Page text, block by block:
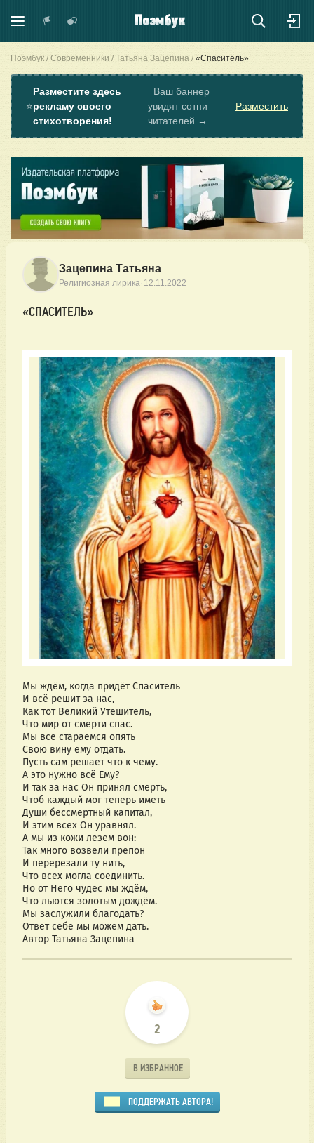
Поэмбук Современники Татьяна Зацепина «Спаситель»
⭐
Разместите здесь
рекламу своего
стихотворения!
Ваш баннер
увидят сотни
читателей →
Разместить
Зацепина Татьяна
Религиозная лирика· 12.11.2022
«СПАСИТЕЛЬ»
Мы ждём, когда придёт Спаситель
И всё решит за нас,
Как тот Великий Утешитель,
Что мир от смерти спас.
Мы все стараемся опять
Свою вину ему отдать.
Пусть сам решает что к чему.
А это нужно всё Ему?
И так за нас Он принял смерть,
Чтоб каждый мог теперь иметь
Души бессмертный капитал,
И этим всех Он уравнял.
А мы из кожи лезем вон:
Так много возвели препон
И перерезали ту нить,
Что всех могла соединить.
Но от Него чудес мы ждём,
Что льются золотым дождём.
Мы заслужили благодать?
Ответ себе мы можем дать.
Автор Татьяна Зацепина
2
В ИЗБРАННОЕ
ПОДДЕРЖАТЬ АВТОРА!